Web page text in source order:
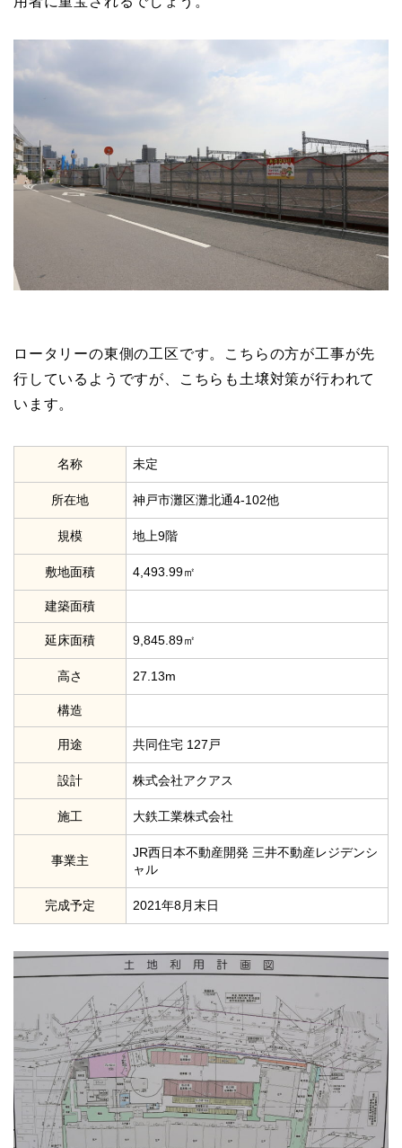
ロータリーの東側の工区です。こちらの方が工事が先
行しているようですが、こちらも土壌対策が行われて
います。
名称 未定
所在地 神戸市灘区灘北通4-102他
規模 地上9階
敷地面積 4,493.99㎡
建築面積
延床面積 9,845.89㎡
高さ 27.13m
構造
用途 共同住宅 127戸
設計 株式会社アクアス
施工 大鉄工業株式会社
事業主
JR西日本不動産開発 三井不動産レジデンシ
ャル
完成予定 2021年8月末日